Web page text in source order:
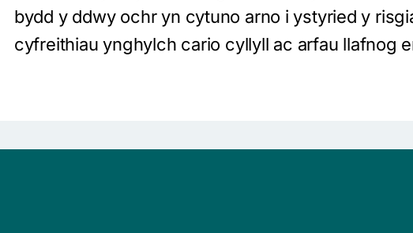
bydd y ddwy ochr yn cytuno arno i ystyried y
cyfreithiau ynghylch cario cyllyll ac arfau llafnog